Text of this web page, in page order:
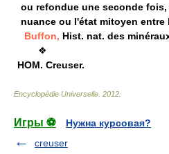
ou refondue une seconde
nuance ou l'état mitoyen entre
Buffon, Hist. nat. des
❖
HOM. Creuser.
Encyclopédie Universelle 2012
Игры ⚽
Нужна курсовая?
creuser